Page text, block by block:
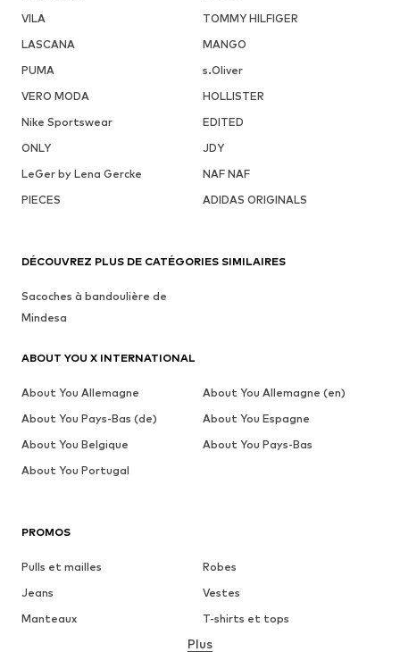
VILA
TOMMY HILFIGER
LASCANA
MANGO
PUMA
s.Oliver
VERO MODA
HOLLISTER
Nike Sportswear
EDITED
ONLY
JDY
LeGer by Lena Gercke
NAF NAF
PIECES
ADIDAS ORIGINALS
PROMOS
Pulls et mailles
Robes
Jeans
Vestes
Manteaux
T-shirts et tops
Lingerie
Plus
DÉCOUVREZ PLUS DE CATÉGORIES SIMILAIRES
Sacoches à bandoulière de
Mindesa
ABOUT YOU X INTERNATIONAL
About You Allemagne
About You Allemagne (en)
About You Pays-Bas (de)
About You Espagne
About You Belgique
About You Pays-Bas
About You Portugal